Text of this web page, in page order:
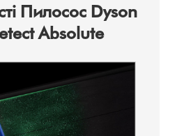
Пилосос Dyson
Absolute